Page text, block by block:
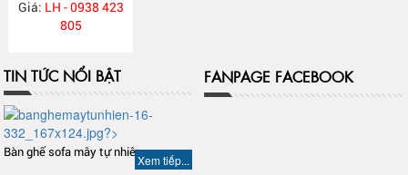
Giá: LH - 0938 423
805
TIN TỨC NỔI BẬT
Bàn ghế sofa mây tự nhiên
Xem tiếp...
FANPAGE FACEBOOK